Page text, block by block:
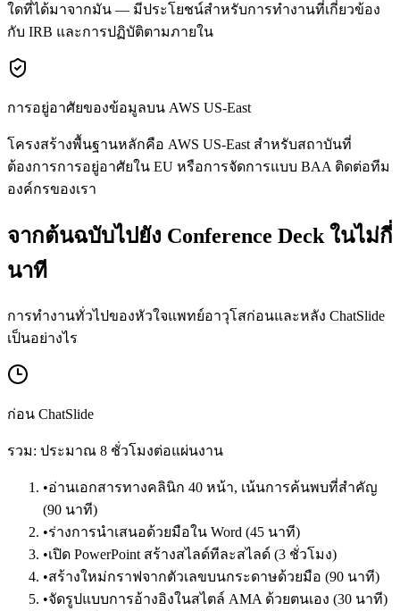
ใดที่ได้มาจากมัน — มีประโยชน์สำหรับการทำงานที่เกี่ยวข้อง
กับ IRB และการปฏิบัติตามภายใน
การอยู่อาศัยของข้อมูลบน AWS US-East
โครงสร้างพื้นฐานหลักคือ AWS US-East สำหรับสถาบันที่
ต้องการการอยู่อาศัยใน EU หรือการจัดการแบบ BAA ติดต่อทีม
องค์กรของเรา
จากต้นฉบับไปยัง Conference Deck ในไม่กี่
นาที
การทำงานทั่วไปของหัวใจแพทย์อาวุโสก่อนและหลัง ChatSlide
เป็นอย่างไร
ก่อน ChatSlide
รวม: ประมาณ 8 ชั่วโมงต่อแผ่นงาน
•อ่านเอกสารทางคลินิก 40 หน้า, เน้นการค้นพบที่สำคัญ
(90 นาที)
•ร่างการนำเสนอด้วยมือใน Word (45 นาที)
•เปิด PowerPoint สร้างสไลด์ทีละสไลด์ (3 ชั่วโมง)
•สร้างใหม่กราฟจากตัวเลขบนกระดาษด้วยมือ (90 นาที)
•จัดรูปแบบการอ้างอิงในสไตล์ AMA ด้วยตนเอง (30 นาที)